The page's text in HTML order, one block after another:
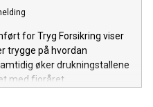
for Tryg Forsikring viser
trygge på hvordan
øker drukningstallene
med fjoråret.